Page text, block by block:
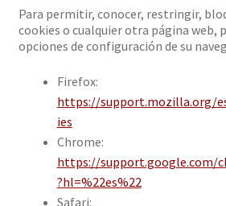
Para permitir, conocer, restringir,
cookies o cualquier otra página web,
opciones de configuración de su
Firefox:
https://support.mozilla.org/
ies
Chrome:
https://support.google.com/
?hl=%22es%22
Safari: